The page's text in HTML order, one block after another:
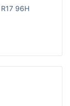
96H